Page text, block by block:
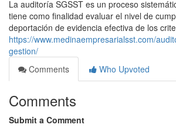
La auditoría SGSST es un proceso
tiene como finalidad evaluar el nivel de
deportación de evidencia efectiva de los
https://www.medinaempresarialsst.com/
gestion/
Comments
Who Upvoted
Comments
Submit a Comment